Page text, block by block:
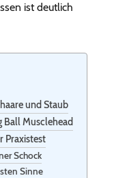
ist deutlich
und Staub
Ball Musclehead
Praxistest
Schock
Sinne